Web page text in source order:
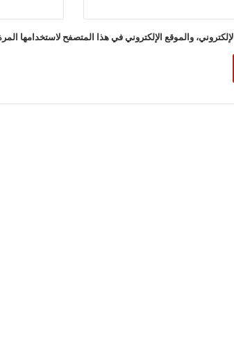
والموقع الإلكتروني في هذا المتصفح لاستخدامها